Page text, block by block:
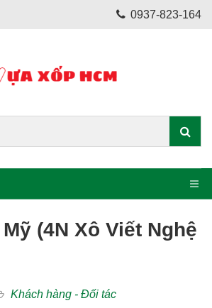
0937-823-164
(4N Xô Viết Nghệ
Khách hàng - Đối tác